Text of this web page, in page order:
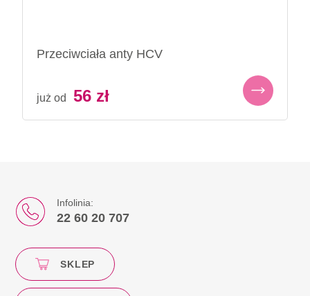
Przeciwciała anty HCV
już od 56 zł
Infolinia:
22 60 20 707
SKLEP